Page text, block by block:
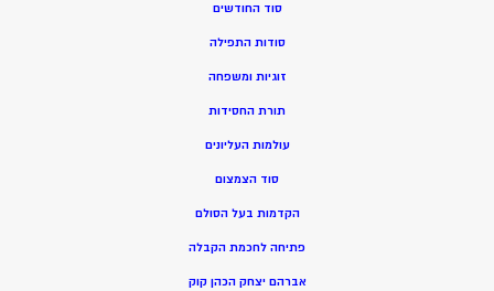
סוד החודשים
סודות התפילה
זוגיות ומשפחה
תורת החסידות
עולמות העליונים
סוד הצמצום
הקדמות בעל הסולם
פתיחה לחכמת הקבלה
אברהם יצחק הכהן קוק